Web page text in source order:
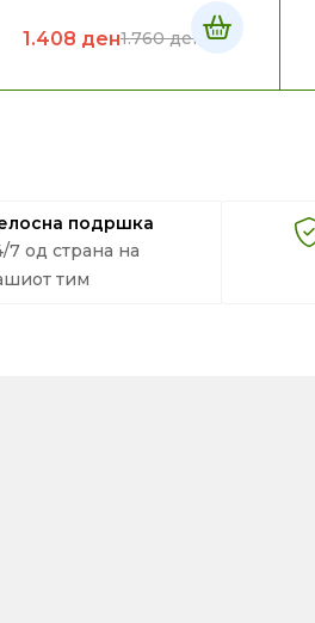
1.760ден
1.408 ден
подршка
7 од страна на
тим